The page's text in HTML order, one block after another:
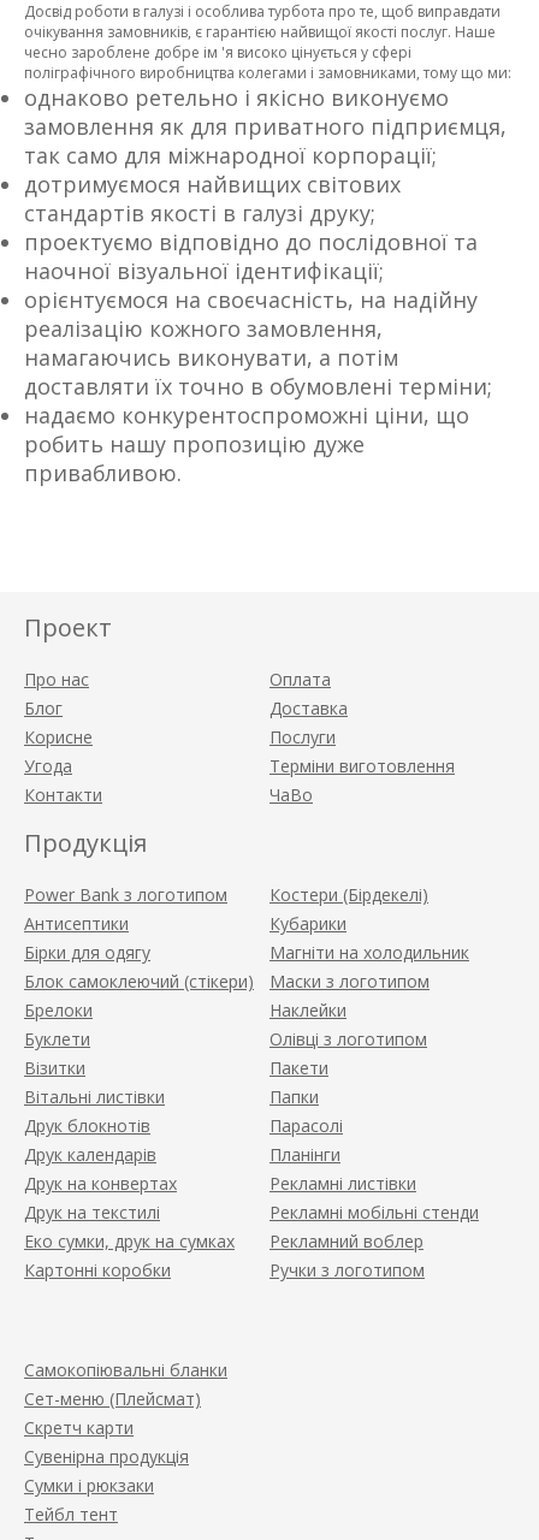
Досвід роботи в галузі і особлива турбота про те, щоб виправдати
очікування замовників, є гарантією найвищої якості послуг. Наше
чесно зароблене добре ім 'я високо цінується у сфері
поліграфічного виробництва колегами і замовниками, тому що ми:
однаково ретельно і якісно виконуємо
замовлення як для приватного підприємця,
так само для міжнародної корпорації;
дотримуємося найвищих світових
стандартів якості в галузі друку;
проектуємо відповідно до послідовної та
наочної візуальної ідентифікації;
орієнтуємося на своєчасність, на надійну
реалізацію кожного замовлення,
намагаючись виконувати, а потім
доставляти їх точно в обумовлені терміни;
надаємо конкурентоспроможні ціни, що
робить нашу пропозицію дуже
привабливою.
Проект
Про нас
Блог
Корисне
Угода
Контакти
Оплата
Доставка
Послуги
Терміни виготовлення
ЧаВо
Продукція
Power Bank з логотипом
Антисептики
Бірки для одягу
Блок самоклеючий (стікери)
Брелоки
Буклети
Візитки
Вітальні листівки
Друк блокнотів
Друк календарів
Друк на конвертах
Друк на текстилі
Еко сумки, друк на сумках
Картонні коробки
Костери (Бірдекелі)
Кубарики
Магніти на холодильник
Маски з логотипом
Наклейки
Олівці з логотипом
Пакети
Папки
Парасолі
Планінги
Рекламні листівки
Рекламні мобільні стенди
Рекламний воблер
Ручки з логотипом
Самокопіювальні бланки
Сет-меню (Плейсмат)
Скретч карти
Сувенірна продукція
Сумки і рюкзаки
Тейбл тент